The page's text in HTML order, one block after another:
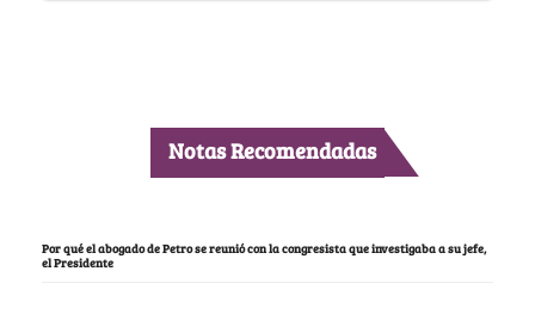
Notas Recomendadas
Por qué el abogado de Petro se reunió con la congresista que investigaba a su jefe,
el Presidente